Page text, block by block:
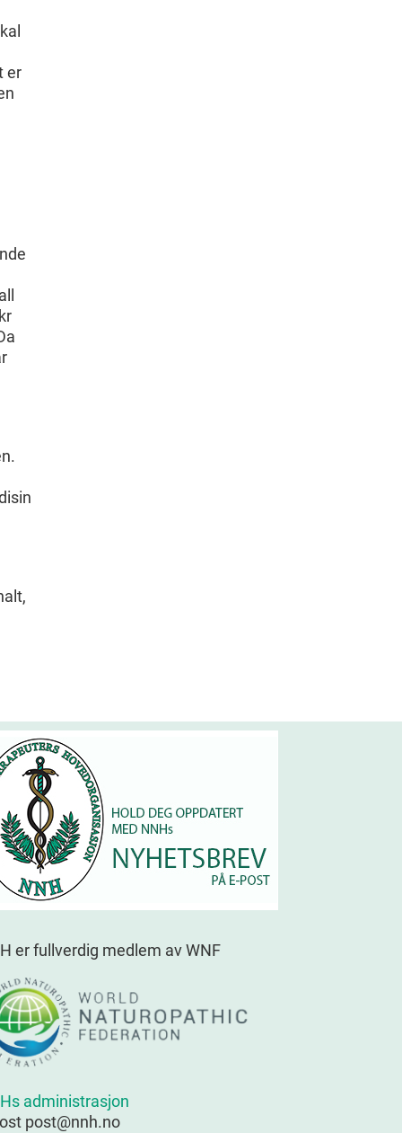
er
er fullverdig medlem av WNF
administrasjon
post@nnh.no